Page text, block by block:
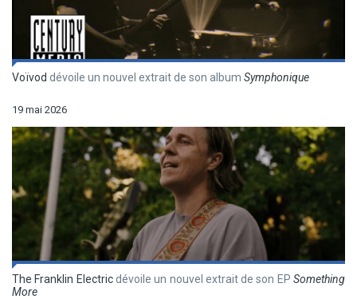
Voïvod dévoile un nouvel extrait de son album Symphonique
19 mai 2026
The Franklin Electricdévoile un nouvel extrait de son EPSomething
More